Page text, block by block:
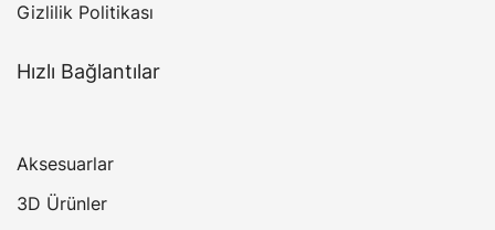
Gizlilik Politikası
Hızlı Bağlantılar
Aksesuarlar
3D Ürünler